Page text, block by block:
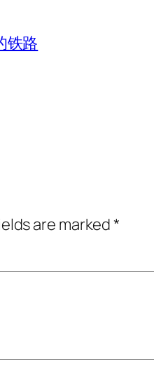
铁路
are marked*